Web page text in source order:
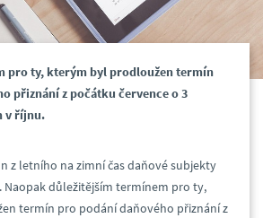
pro ty, kterým byl prodloužen termín
přiznání z počátku července o 3
v říjnu.
z letního na zimní čas daňové subjekty
Naopak důležitějším termínem pro ty,
termín pro podání daňového přiznání z